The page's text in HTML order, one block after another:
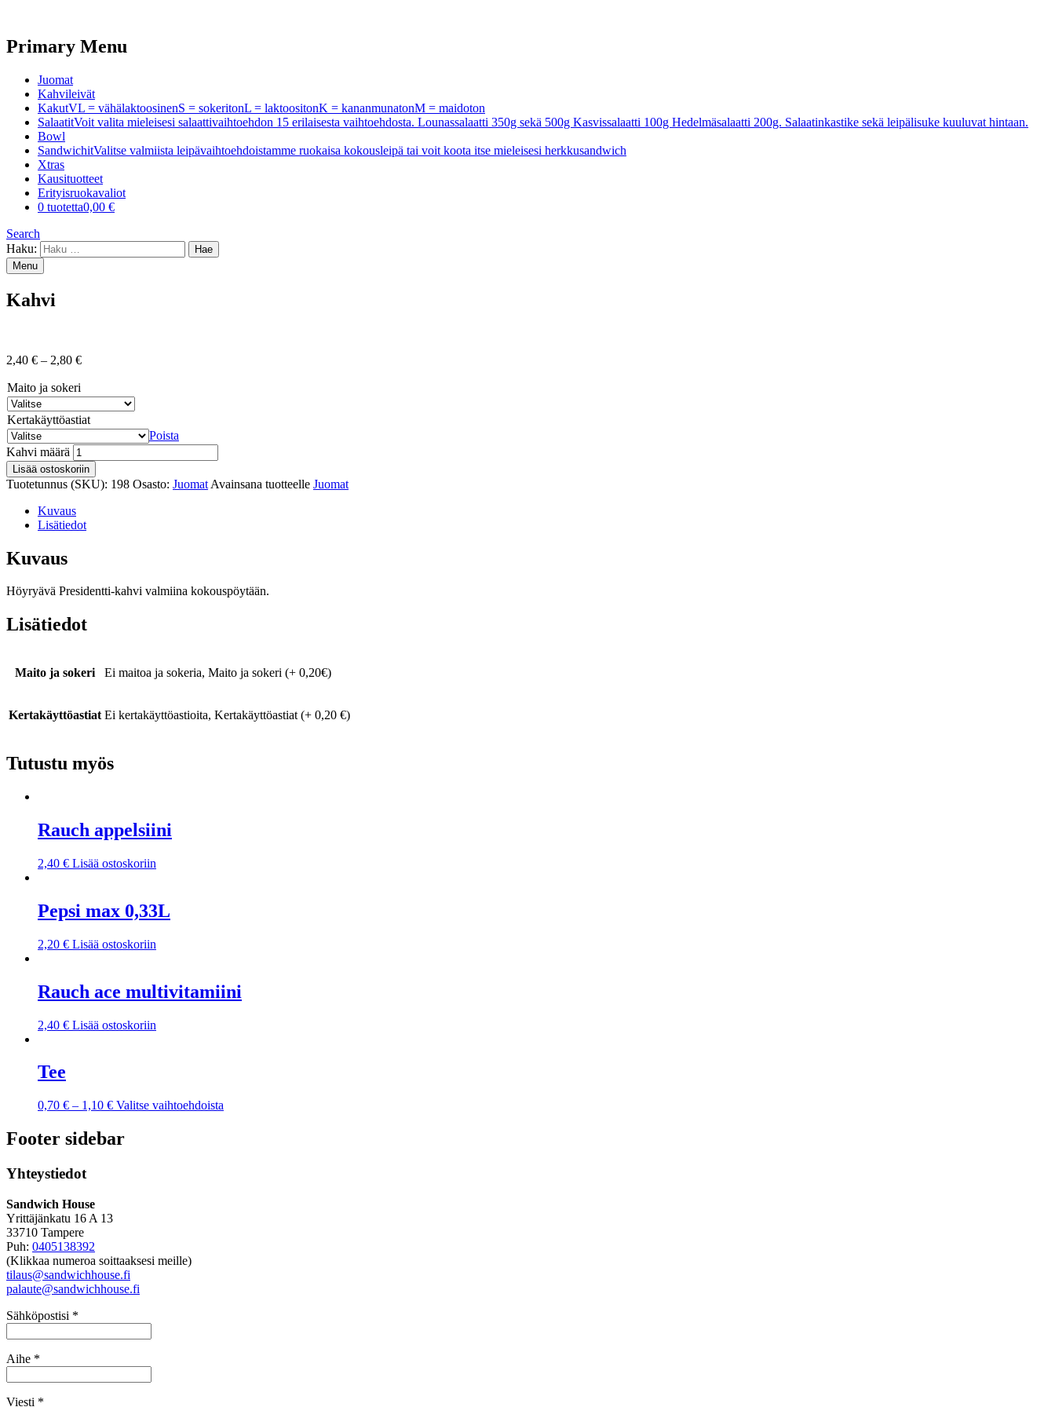
Primary Menu
Juomat
Kahvileivät
KakutVL = vähälaktoosinenS = sokeritonL = laktoositonK = kananmunatonM = maidoton
SalaatitVoit valita mieleisesi salaattivaihtoehdon 15 erilaisesta vaihtoehdosta. Lounassalaatti 350g sekä 500g Kasvissalaatti 100g Hedelmäsalaatti 200g. Salaatinkastike sekä leipälisuke kuuluvat hintaan.
Bowl
SandwichitValitse valmiista leipävaihtoehdoistamme ruokaisa kokousleipä tai voit koota itse mieleisesi herkkusandwich
Xtras
Kausituotteet
Erityisruokavaliot
0 tuotetta0,00 €
Search
Haku:
Menu
Kahvi
2,40 € – 2,80 €
Maito ja sokeri
Kertakäyttöastiat
Poista
Kahvi määrä
Lisää ostoskoriin
Tuotetunnus (SKU): 198 Osasto: Juomat Avainsana tuotteelle Juomat
Kuvaus
Lisätiedot
Kuvaus
Höyryävä Presidentti-kahvi valmiina kokouspöytään.
Lisätiedot
Maito ja sokeri Ei maitoa ja sokeria, Maito ja sokeri (+ 0,20€)
Kertakäyttöastiat Ei kertakäyttöastioita, Kertakäyttöastiat (+ 0,20 €)
Tutustu myös
Rauch appelsiini
2,40 € Lisää ostoskoriin
Pepsi max 0,33L
2,20 € Lisää ostoskoriin
Rauch ace multivitamiini
2,40 € Lisää ostoskoriin
Tee
0,70 € – 1,10 € Valitse vaihtoehdoista
Footer sidebar
Yhteystiedot
Sandwich House
Yrittäjänkatu 16 A 13
33710 Tampere
Puh: 0405138392
(Klikkaa numeroa soittaaksesi meille)
tilaus@sandwichhouse.fi
palaute@sandwichhouse.fi
Sähköpostisi *
Aihe *
Viesti *